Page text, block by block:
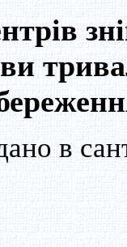
в